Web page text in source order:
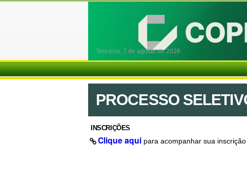
Teresina, 7 de agosto de 2026
PROCESSO
INSCRIÇÕES
Clique aquipara acompanhar sua inscrição